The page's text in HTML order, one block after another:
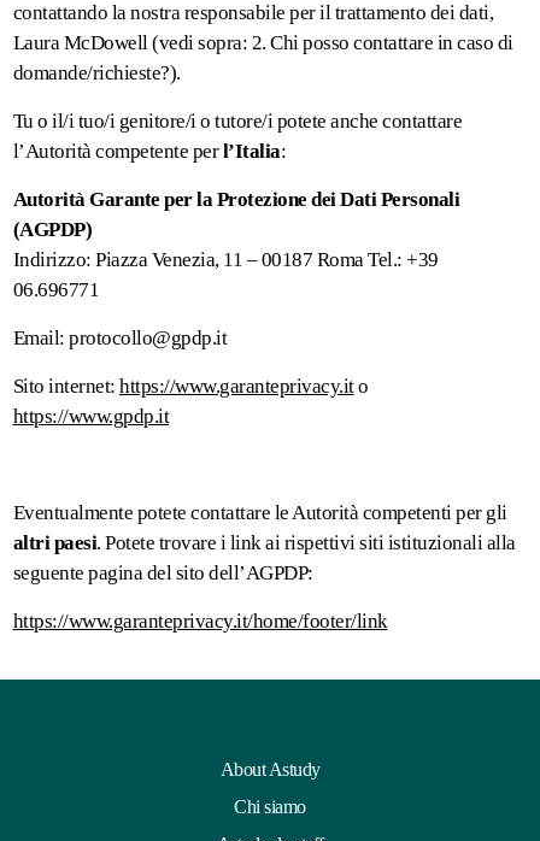
contattando la nostra responsabile per il trattamento dei dati,
Laura McDowell (vedi sopra: 2. Chi posso contattare in caso di
domande/richieste?).
Tu o il/i tuo/i genitore/i o tutore/i potete anche contattare
l’Autorità competente perl’Italia:
Autorità Garante per la Protezione dei Dati Personali
(AGPDP)
Indirizzo: Piazza Venezia, 11 – 00187 Roma Tel.: +39
06.696771
Email: protocollo@gpdp.it
Sito internet: https://www.garanteprivacy.ito
https://www.gpdp.it
Eventualmente potete contattare le Autorità competenti per gli
altri paesi. Potete trovare i link ai rispettivi siti istituzionali alla
seguente pagina del sito dell’AGPDP:
https://www.garanteprivacy.it/home/footer/link
About Astudy
Chi siamo